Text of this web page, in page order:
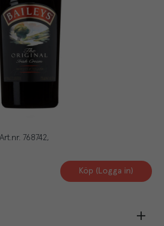
Art.nr. 768742
Köp (Logga in)